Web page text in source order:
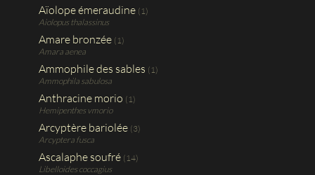
Aïolope émeraudine (1)
Aiolopus thalassinus
Amare bronzée (1)
Amara aenea
Ammophile des sables (1)
Ammophila sabulosa
Anthracine morio (1)
Hemipenthes vmorio
Arcyptère bariolée (3)
Arcyptera fusca
Ascalaphe soufré (14)
Libelloides coccagius